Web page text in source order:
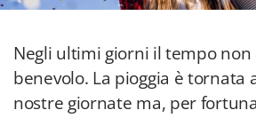
Negli ultimi giorni il tempo
benevolo. La pioggia è tornata
nostre giornate ma, per